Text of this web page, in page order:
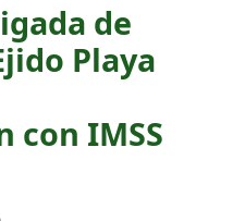
de
Playa
con IMSS